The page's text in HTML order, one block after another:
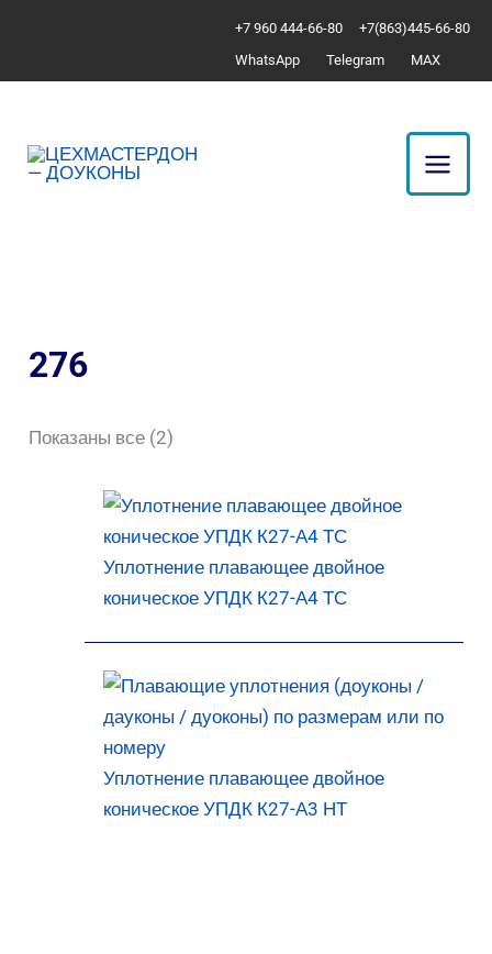
содержимому
+7 960 444-66-80
+7(863)445-66-80
WhatsApp
Telegram MAX
276
Показаны все (2)
популярности
Уплотнение плавающее двойное
коническое УПДК К27-А4 ТС
Уплотнение плавающее двойное
коническое УПДК К27-А3 НТ